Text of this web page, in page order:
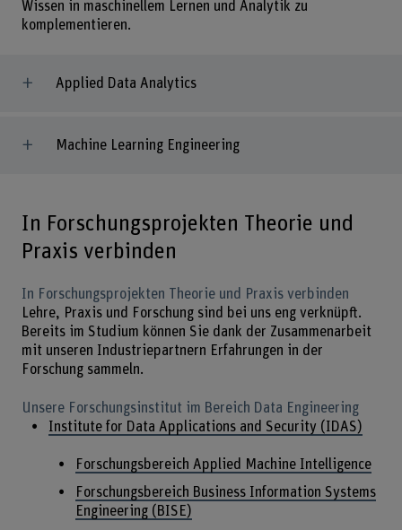
Wissen in maschinellem Lernen und Analytik zu
komplementieren.
Applied Data Analytics
Machine Learning Engineering
In Forschungsprojekten Theorie und
Praxis verbinden
In Forschungsprojekten Theorie und Praxis verbinden
Lehre, Praxis und Forschung sind bei uns eng verknüpft.
Bereits im Studium können Sie dank der Zusammenarbeit
mit unseren Industriepartnern Erfahrungen in der
Forschung sammeln.
Unsere Forschungsinstitut im Bereich Data Engineering
Institute for Data Applications and Security (IDAS)
Forschungsbereich Applied Machine Intelligence
Forschungsbereich Business Information Systems
Engineering (BISE)